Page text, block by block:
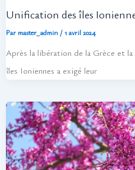
Unification des îles
Par master_admin / 1 avril 2024
Après la libération de la Grèce et
îles Ioniennes a exigé leur